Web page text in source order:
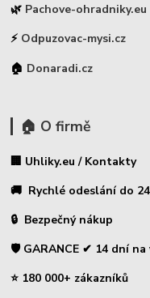
🌿 Pachove-ohradniky.eu
⚡ Odpuzovac-mysi.cz
🏠 Donaradi.cz
🏠 O firmě
🏢 Uhliky.eu / Kontakty
🚚 Rychlé odeslání do
🔒 Bezpečný nákup
🛡️ GARANCE ✔ 14 dní na
⭐ 180 000+ zákazníků